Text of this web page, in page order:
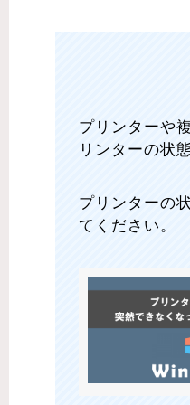
プリンターや
リンターの状
プリンターの
てください。